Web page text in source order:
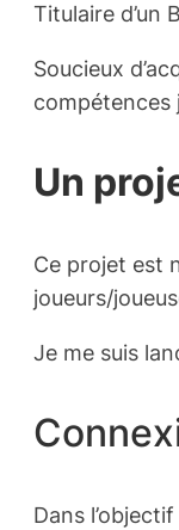
Titulaire d’un
Soucieux
compétences
Un
Ce projet est
joueurs/
Je me suis
Dans